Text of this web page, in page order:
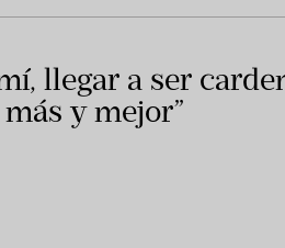
llegar a ser
y mejor”